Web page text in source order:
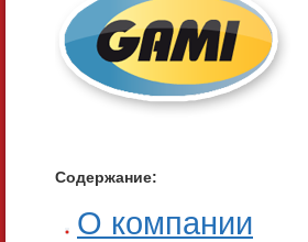
Содержание:
О компании